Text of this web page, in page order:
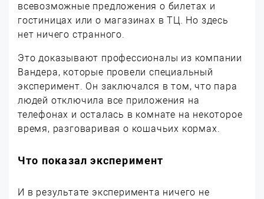
всевозможные предложения о билетах и
гостиницах или о магазинах в ТЦ. Но здесь
нет ничего странного.
Это доказывают профессионалы из компании
Вандера, которые провели специальный
эксперимент. Он заключался в том, что пара
людей отключила все приложения на
телефонах и осталась в комнате на некоторое
время, разговаривая о кошачьих кормах.
Что показал эксперимент
И в результате эксперимента ничего не